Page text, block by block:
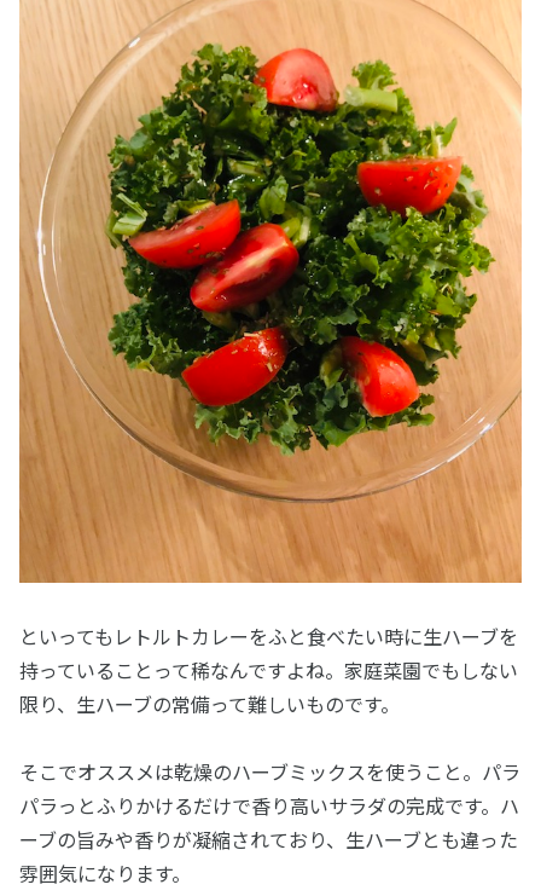
といってもレトルトカレーをふと食べたい時に生ハーブを
持っていることって稀なんですよね。家庭菜園でもしない
限り、生ハーブの常備って難しいものです。
そこでオススメは乾燥のハーブミックスを使うこと。パラ
パラっとふりかけるだけで香り高いサラダの完成です。ハ
ーブの旨みや香りが凝縮されており、生ハーブとも違った
雰囲気になります。